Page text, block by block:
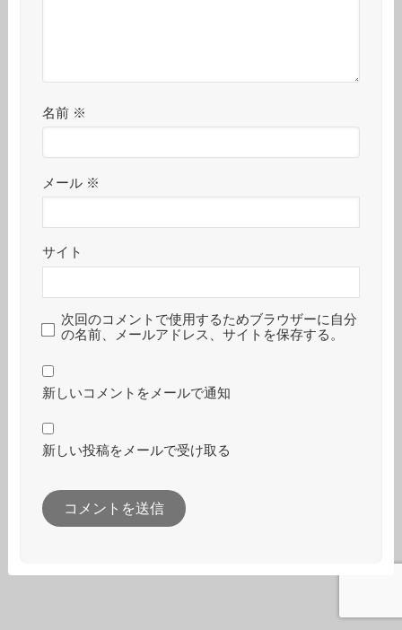
名前 ※
メール ※
サイト
次回のコメントで使用するためブラウザーに自分
の名前、メールアドレス、サイトを保存する。
新しいコメントをメールで通知
新しい投稿をメールで受け取る